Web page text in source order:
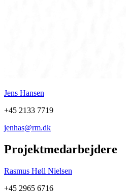
Jens Hansen
+45 2133 7719
jenhas@rm.dk
Projektmedarbejdere
Rasmus Høll Nielsen
+45 2965 6716